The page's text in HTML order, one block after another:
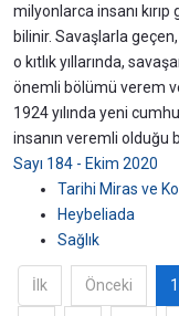
milyonlarca insanı
bilinir. Savaşlarla
o kıtlık yıllarında,
önemli bölümü verem
1924 yılında yeni
insanın veremli olduğu
Sayı 184 - Ekim 2020
Tarihi Miras ve
Heybeliada
Sağlık
İlk Önceki 1